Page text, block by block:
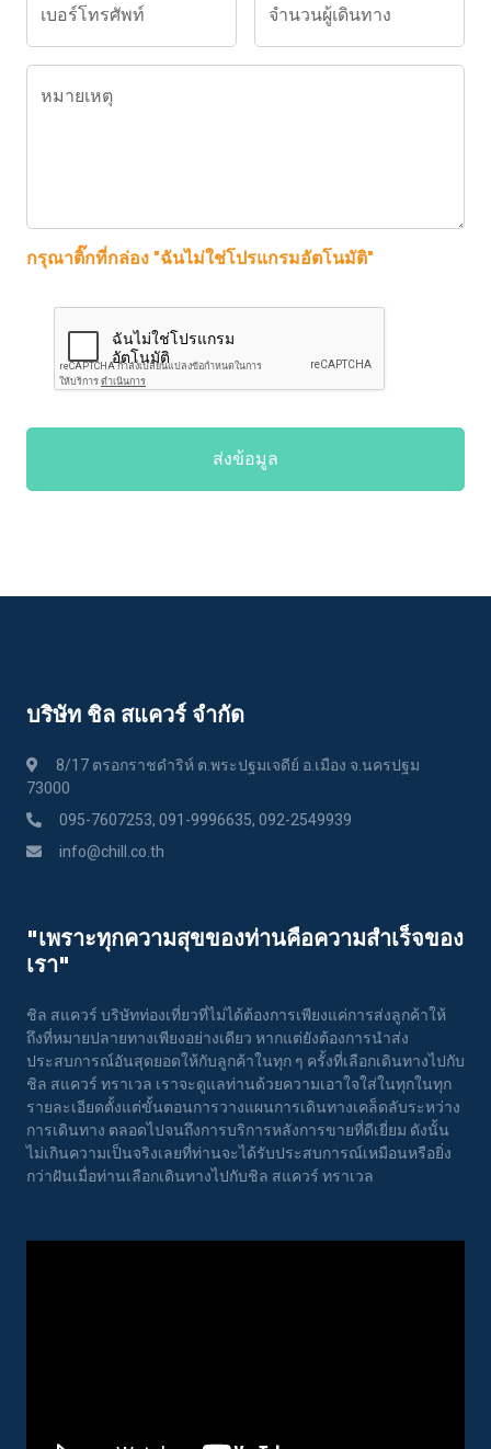
เบอร์โทรศัพท์ จำนวนผู้เดินทาง
หมายเหตุ
กรุณาติ๊กที่กล่อง "ฉันไม่ใช่โปรแกรมอัตโนมัติ"
ส่งข้อมูล
บริษัท ชิล สแควร์ จำกัด
8/17 ตรอกราชดำริห์ ต.พระปฐมเจดีย์ อ.เมือง จ.นครปฐม
73000
095-7607253, 091-9996635, 092-2549939
info@chill.co.th
"เพราะทุกความสุขของท่านคือความสําเร็จของ
เรา"
ชิล สแควร์ บริษัทท่องเที่ยวที่ไม่ได้ต้องการเพียงแค่การส่งลูกค้าให้
ถึงที่หมายปลายทางเพียงอย่างเดียว หากแต่ยังต้องการนำส่ง
ประสบการณ์อันสุดยอดให้กับลูกค้าในทุก ๆ ครั้งที่เลือกเดินทางไปกับ
ชิล สแควร์ ทราเวล เราจะดูแลท่านด้วยความเอาใจใส่ในทุกในทุก
รายละเอียดตั้งแต่ขั้นตอนการวางแผนการเดินทางเคล็ดลับระหว่าง
การเดินทาง ตลอดไปจนถึงการบริการหลังการขายที่ดีเยี่ยม ดังนั้น
ไม่เกินความเป็นจริงเลยที่ท่านจะได้รับประสบการณ์เหมือนหรือยิ่ง
กว่าฝันเมื่อท่านเลือกเดินทางไปกับชิล สแควร์ ทราเวล